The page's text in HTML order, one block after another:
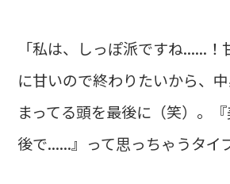
「私は、しっぽ派ですね......
に甘いので終わりたいから、
まってる頭を最後に（笑）。
後で......』って思っちゃうタイ